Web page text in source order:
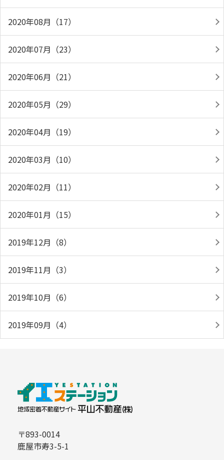
2020年08月（17）
2020年07月（23）
2020年06月（21）
2020年05月（29）
2020年04月（19）
2020年03月（10）
2020年02月（11）
2020年01月（15）
2019年12月（8）
2019年11月（3）
2019年10月（6）
2019年09月（4）
〒893-0014
鹿屋市寿3-5-1